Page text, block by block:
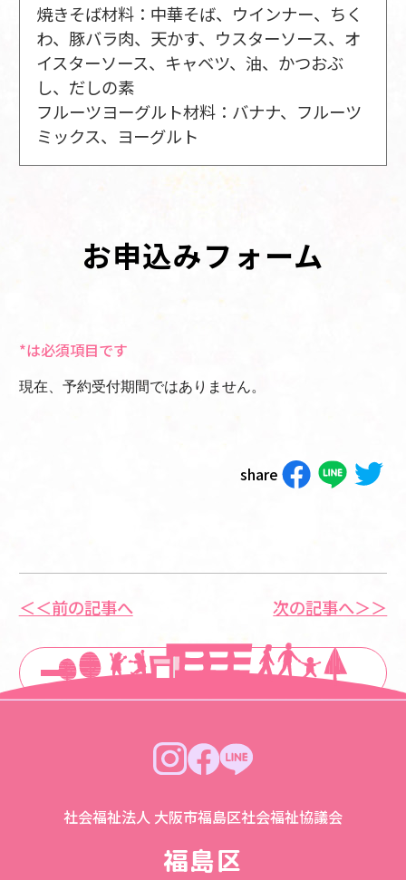
焼きそば材料：中華そば、ウインナー、ちく
わ、豚バラ肉、天かす、ウスターソース、オ
イスターソース、キャベツ、油、かつおぶ
し、だしの素
フルーツヨーグルト材料：バナナ、フルーツ
ミックス、ヨーグルト
お申込みフォーム
*は必須項目です
現在、予約受付期間ではありません。
share
＜＜前の記事へ
一覧に戻る
次の記事へ＞＞
社会福祉法人 大阪市福島区社会福祉協議会
福島区